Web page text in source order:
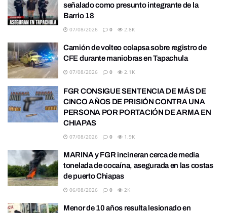
señalado como presunto integrante de la
Barrio 18
07/08/2026 0 2.8K
Camión de volteo colapsa sobre registro de
CFE durante maniobras en Tapachula
07/08/2026 0 2.1K
FGR CONSIGUE SENTENCIA DE MÁS DE
CINCO AÑOS DE PRISIÓN CONTRA UNA
PERSONA POR PORTACIÓN DE ARMA EN
CHIAPAS
07/08/2026 0 1.9K
MARINA y FGR incineran cerca de media
tonelada de cocaína, asegurada en las costas
de puerto Chiapas
06/08/2026 0 2K
Menor de 10 años resulta lesionado en